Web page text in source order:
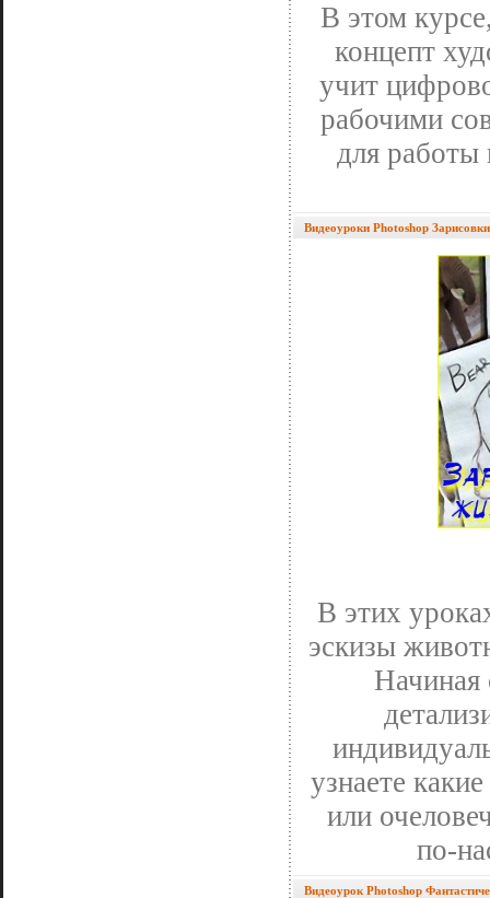
В этом
концепт
учит
рабочими
для работы
Видеоуроки Photoshop
В этих
эскизы
узнаете
или
по-
Видеоурок Photoshop